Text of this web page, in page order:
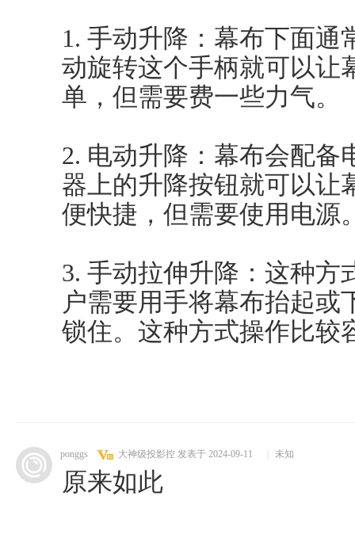
1. 手动升降：幕布下面通
动旋转这个手柄就可以让
单，但需要费一些力气。
2. 电动升降：幕布会配备
器上的升降按钮就可以让
便快捷，但需要使用电源
3. 手动拉伸升降：这种方
户需要用手将幕布抬起或
锁住。这种方式操作比较
ponggs 大神级投影控 发表于 2024-09-11 未知
原来如此